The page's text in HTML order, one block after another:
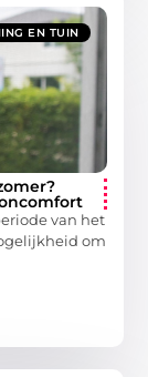
EN TUIN
van het
om